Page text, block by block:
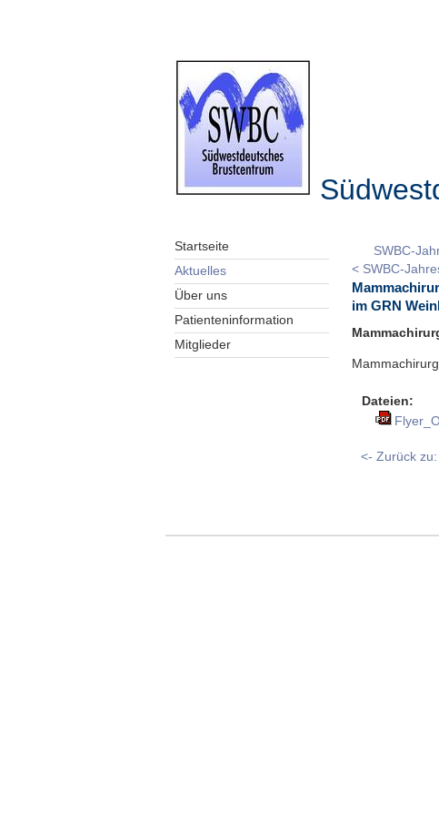
Startseite
Aktuelles
Über uns
Patienteninformation
Mitglieder
SWBC-
< SWBC-
im GRN
Dateien:
<- Zurück